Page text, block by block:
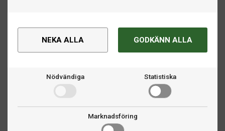
NEKA ALLA GODKÄNN ALLA
Nödvändiga Statistiska
Marknadsföring